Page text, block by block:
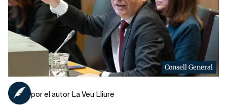
Consell General
por el autor La Veu Lliure